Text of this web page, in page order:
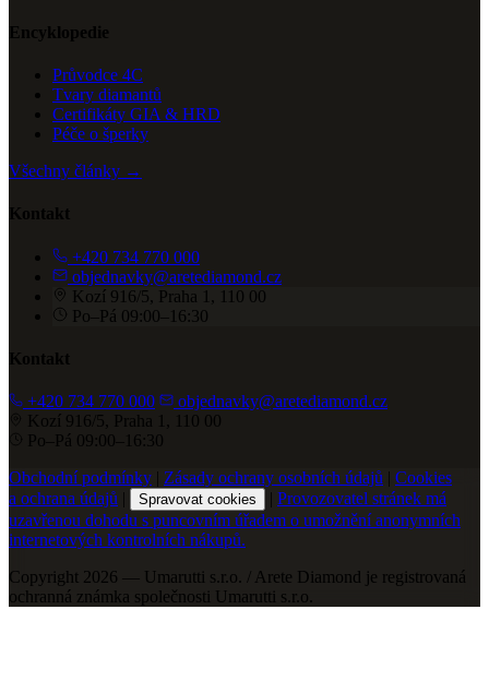
Encyklopedie
Průvodce 4C
Tvary diamantů
Certifikáty GIA & HRD
Péče o šperky
Všechny články →
Kontakt
+420 734 770 000
objednavky@aretediamond.cz
Kozí 916/5, Praha 1, 110 00
Po–Pá 09:00–16:30
Kontakt
+420 734 770 000
objednavky@aretediamond.cz
Kozí 916/5, Praha 1, 110 00
Po–Pá 09:00–16:30
Obchodní podmínky | Zásady ochrany osobních údajů | Cookies
a ochrana údajů | Spravovat cookies | Provozovatel stránek má
uzavřenou dohodu s puncovním úřadem o umožnění anonymních
internetových kontrolních nákupů.
Copyright 2026 — Umarutti s.r.o. / Arete Diamond je registrovaná
ochranná známka společnosti Umarutti s.r.o.